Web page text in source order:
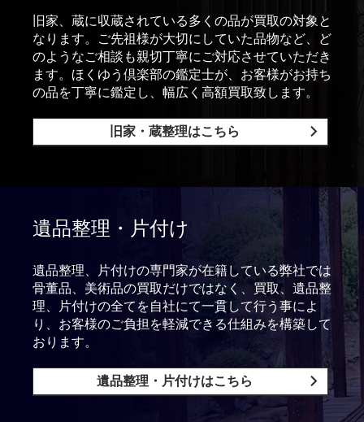
旧家、蔵に収蔵されている多くの品が買取の対象と
なります。ご先祖様が大切にしていた品物など、ど
のようなご相談も親切丁寧にご対応させていただき
ます。ほくゆう倶楽部の鑑定士が、お客様がお持ち
の品を丁寧に鑑定し、幅広く高額買取致します。
旧家・蔵整理はこちら
遺品整理・片付け
遺品整理、片付けの専門家が在籍している弊社では
骨董品、美術品の買取だけではなく、買取、遺品整
理、片付けの全てを自社にて一貫して行う事によ
り、お客様のご負担を軽減できる仕組みを構築して
おります。
遺品整理・片付けはこちら